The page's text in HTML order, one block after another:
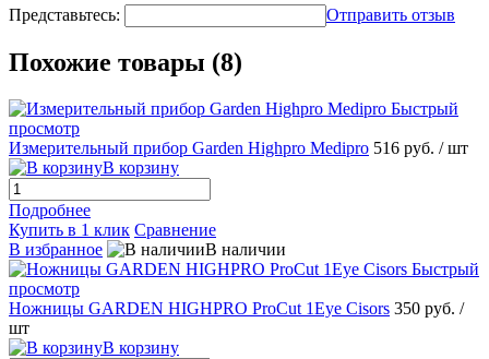
Представьтесь: Отправить отзыв
Похожие товары (8)
Быстрый
просмотр
Измерительный прибор Garden Highpro Medipro 516 руб. / шт
В корзину
Подробнее
Купить в 1 клик Сравнение
В избранное
В наличии
Быстрый
просмотр
Ножницы GARDEN HIGHPRO ProCut 1Eye Cisors 350 руб. /
шт
В корзину